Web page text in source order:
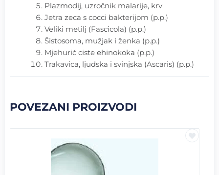
Plazmodij, uzročnik malarije, krv
Jetra zeca s cocci bakterijom (p.p.)
Veliki metilj (Fascicola) (p.p.)
Šistosoma, mužjak i ženka (p.p.)
Mjehurić ciste ehinokoka (p.p.)
Trakavica, ljudska i svinjska (Ascaris) (p.p.)
POVEZANI PROIZVODI